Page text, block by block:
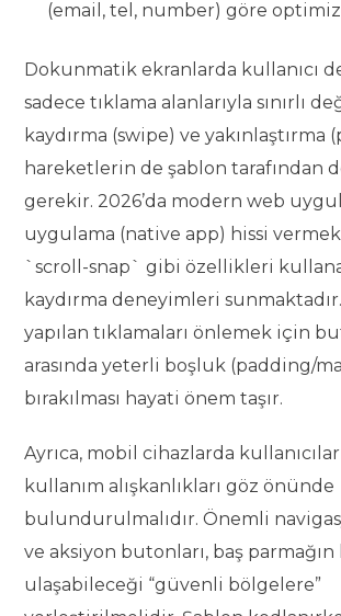
(email, tel, number) göre
Dokunmatik ekranlarda kullanıcı
sadece tıklama alanlarıyla sınırlı
kaydırma (swipe) ve yakınlaştırma
hareketlerin de şablon tarafından
gerekir. 2026’da modern web
uygulama (native app) hissi vermek
`scroll-snap` gibi özellikleri
kaydırma deneyimleri sunmaktadır.
yapılan tıklamaları önlemek için
arasında yeterli boşluk (padding/
bırakılması hayati önem taşır.
Ayrıca, mobil cihazlarda
kullanım alışkanlıkları göz önünde
bulundurulmalıdır. Önemli
ve aksiyon butonları, baş parmağın
ulaşabileceği “güvenli bölgelere”